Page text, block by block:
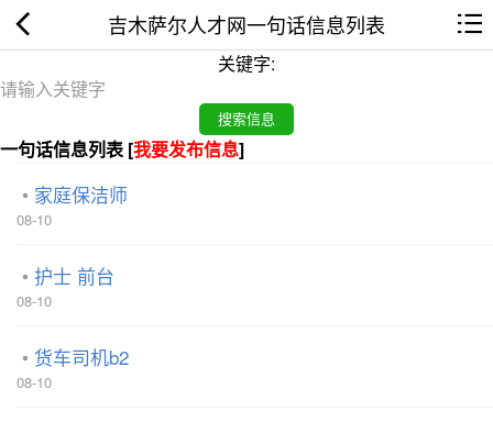
吉木萨尔人才网一句话信息列表
关键字:
一句话信息列表 [我要发布信息]
家庭保洁师
08-10
护士 前台
08-10
货车司机b2
08-10